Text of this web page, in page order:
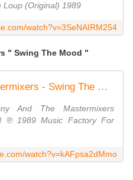
Loup (Original) 1989
watch?v=3SeNAIRM254
" Swing The Mood "
Jive Bunny And The Mastermixers - Swing The Mood
And The Mastermixers
℗ 1989 Music Factory For
watch?v=kAFpsa2dMmo